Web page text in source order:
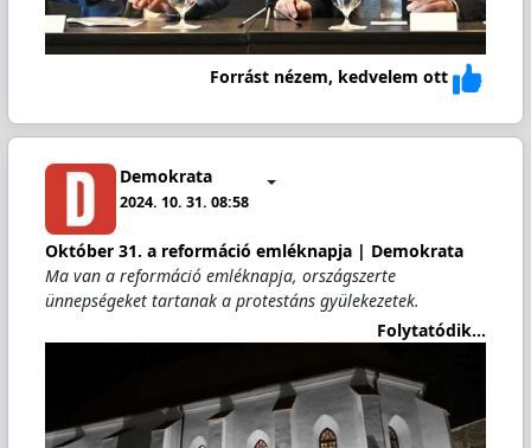
Forrást nézem, kedvelem ott
Demokrata
2024. 10. 31. 08:58
Október 31. a reformáció emléknapja | Demokrata
Ma van a reformáció emléknapja, országszerte
ünnepségeket tartanak a protestáns gyülekezetek.
Folytatódik...